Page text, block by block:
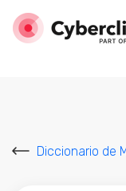
Diccionario de